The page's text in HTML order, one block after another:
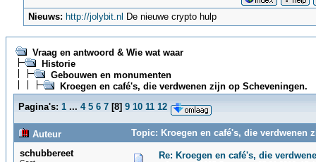
Nieuws: http://jolybit.nl De nieuwe crypto hulp
Vraag en antwoord & Wie wat waar
Historie
Gebouwen en monumenten
Kroegen en café's, die verdwenen zijn op Scheveningen.
Pagina's: 1 ... 4 5 6 7 [8] 9 10 11 12
Auteur
Topic: Kroegen en café's, die verdwenen
schubbereet
Re: Kroegen en café's, die